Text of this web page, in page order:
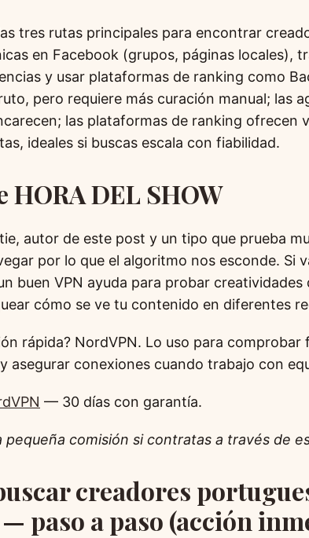
tres rutas principales para encontrar
en Facebook (grupos, páginas locales),
y usar plataformas de ranking como
pero requiere más curación manual; las
las plataformas de ranking ofrecen
ideales si buscas escala con fiabilidad.
HORA DEL SHOW
autor de este post y un tipo que prueba
por lo que el algoritmo nos esconde. Si
buen VPN ayuda para probar creatividades
cómo se ve tu contenido en diferentes
rápida? NordVPN. Lo uso para comprobar
asegurar conexiones cuando trabajo con
— 30 días con garantía.
pequeña comisión si contratas a través de
creadores
paso a paso (acción